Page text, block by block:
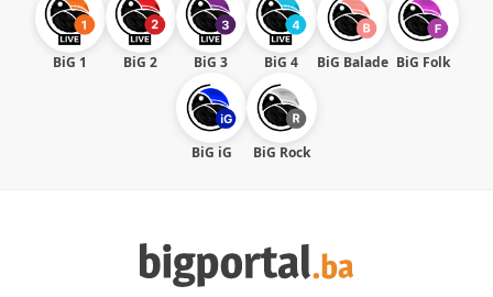
BiG 1 BiG 2 BiG 3 BiG 4 BiG Balade BiG Folk
BiG iG BiG Rock